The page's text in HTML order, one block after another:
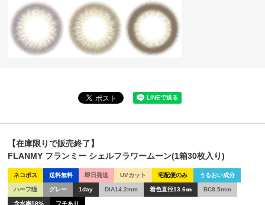
【在庫限りで販売終了】
FLANMY フランミー シェルフラワームーン(1箱30枚入り)
ネコポス 送料無料 即日発送 UVカット 宅配便のみ うるおい成分
ハーフ瞳 グレー 1day DIA14.2mm 着色直径13.6㎜ BC8.5mm
含水率58% フチあり